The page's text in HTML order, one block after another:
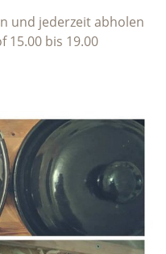
und jederzeit abholen
15.00 bis 19.00